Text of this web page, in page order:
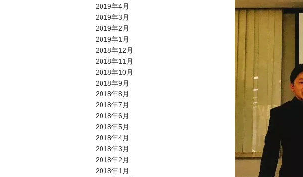
2019年4月
2019年3月
2019年2月
2019年1月
2018年12月
2018年11月
2018年10月
2018年9月
2018年8月
2018年7月
2018年6月
2018年5月
2018年4月
2018年3月
2018年2月
2018年1月